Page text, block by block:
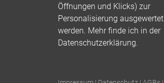
Öffnungen und Klicks) zur
Personalisierung ausgewertet
werden. Mehr finde ich in der
Datenschutzerklärung.